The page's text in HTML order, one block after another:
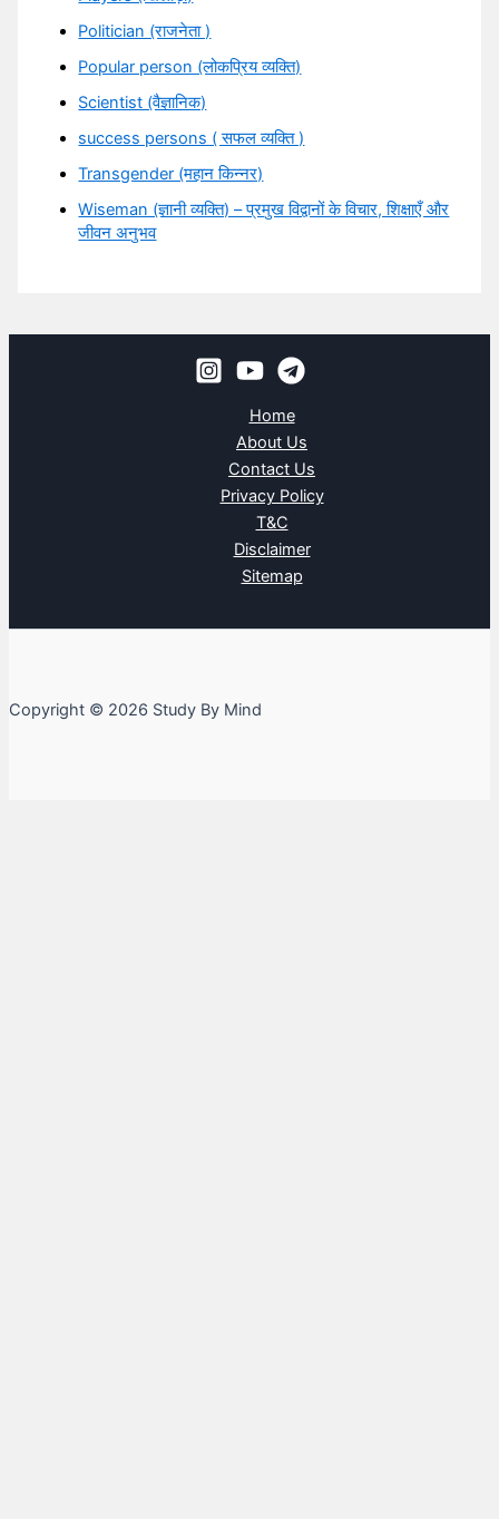
Politician (राजनेता )
Popular person (लोकप्रिय व्यक्ति)
Scientist (वैज्ञानिक)
success persons ( सफल व्यक्ति )
Transgender (महान किन्नर)
Wiseman (ज्ञानी व्यक्ति) – प्रमुख विद्वानों के विचार, शिक्षाएँ और
जीवन अनुभव
Home
About Us
Contact Us
Privacy Policy
T&C
Disclaimer
Sitemap
Copyright © 2026 Study By Mind